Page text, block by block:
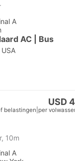
A
AC | Bus
USD
belastingen per
10m
A